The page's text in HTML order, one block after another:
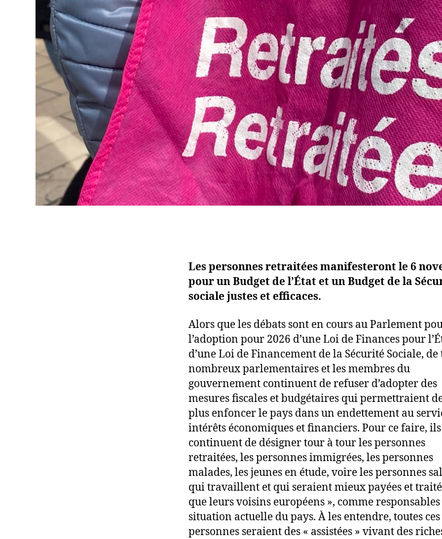
Les personnes retraitées manifesteront le 6
pour un Budget de l’État et un Budget de la
sociale justes et efficaces.
Alors que les débats sont en cours au Parlement
l’adoption pour 2026 d’une Loi de Finances pour
d’une Loi de Financement de la Sécurité Sociale,
nombreux parlementaires et les membres du
gouvernement continuent de refuser d’adopter des
mesures fiscales et budgétaires qui permettraient
plus enfoncer le pays dans un endettement au
intérêts économiques et financiers. Pour ce faire, ils
continuent de désigner tour à tour les personnes
retraitées, les personnes immigrées, les personnes
malades, les jeunes en étude, voire les personnes
qui travaillent et qui seraient mieux payées et
que leurs voisins européens », comme
situation actuelle du pays. À les entendre, toutes ces
personnes seraient des « assistées » vivant des